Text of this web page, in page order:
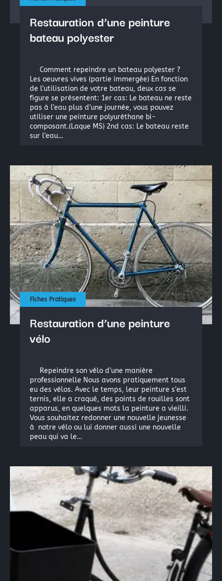
Restauration d’une peinture
bateau polyester
Comment repeindre un bateau polyester ?
Les oeuvres vives (partie immergée) En fonction
de l’utilisation de votre bateau, deux cas se
figure se présentent: 1er cas: Le bateau ne reste
pas à l’eau plus d’une journée, vous pouvez
utiliser une peinture polyuréthane bi-
composant.(Laque MS) 2nd cas: Le bateau reste
sur l’eau…
Fiches Pratiques
Restauration d’une peinture
vélo
Repeindre son vélo d’une manière
professionnelle Nous avons pratiquement tous
eu des vélos. Avec le temps, leur peinture s’est
ternis, elle a craqué, des points de rouilles sont
apparus, en quelques mots la peinture a vieilli.
Vous souhaitez redonner une nouvelle jeunesse
à notre vélo ou lui donner aussi une nouvelle
peau qui va le…